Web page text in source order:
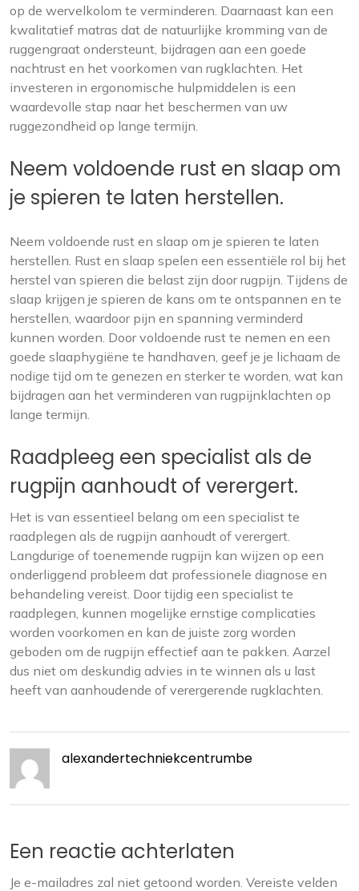
op de wervelkolom te verminderen. Daarnaast kan een
kwalitatief matras dat de natuurlijke kromming van de
ruggengraat ondersteunt, bijdragen aan een goede
nachtrust en het voorkomen van rugklachten. Het
investeren in ergonomische hulpmiddelen is een
waardevolle stap naar het beschermen van uw
ruggezondheid op lange termijn.
Neem voldoende rust en slaap om
je spieren te laten herstellen.
Neem voldoende rust en slaap om je spieren te laten
herstellen. Rust en slaap spelen een essentiële rol bij het
herstel van spieren die belast zijn door rugpijn. Tijdens de
slaap krijgen je spieren de kans om te ontspannen en te
herstellen, waardoor pijn en spanning verminderd
kunnen worden. Door voldoende rust te nemen en een
goede slaaphygiëne te handhaven, geef je je lichaam de
nodige tijd om te genezen en sterker te worden, wat kan
bijdragen aan het verminderen van rugpijnklachten op
lange termijn.
Raadpleeg een specialist als de
rugpijn aanhoudt of verergert.
Het is van essentieel belang om een specialist te
raadplegen als de rugpijn aanhoudt of verergert.
Langdurige of toenemende rugpijn kan wijzen op een
onderliggend probleem dat professionele diagnose en
behandeling vereist. Door tijdig een specialist te
raadplegen, kunnen mogelijke ernstige complicaties
worden voorkomen en kan de juiste zorg worden
geboden om de rugpijn effectief aan te pakken. Aarzel
dus niet om deskundig advies in te winnen als u last
heeft van aanhoudende of verergerende rugklachten.
alexandertechniekcentrumbe
Een reactie achterlaten
Je e-mailadres zal niet getoond worden. Vereiste velden